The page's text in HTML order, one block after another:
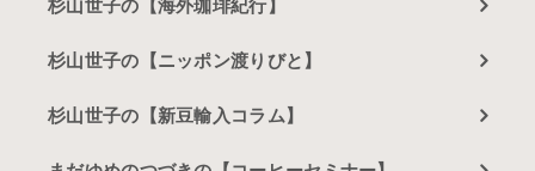
杉山世子の【海外珈琲紀行】
杉山世子の【ニッポン渡りびと】
杉山世子の【新豆輸入コラム】